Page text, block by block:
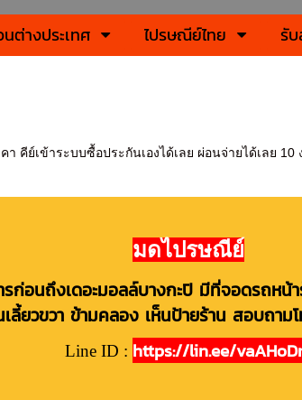
ต่างประเทศ ไปรษณีย์ไทย รั
คีย์เข้าระบบซื้อประกันเองได้เลย ผ่อนจ่ายได้เลย
มดไปรษณีย์
ก่อนถึงเดอะมอลล์บางกะปิ มีที่จอดรถห
ลี้ยวขวา ข้ามคลอง เห็นป้ายร้าน สอบถาม
Line ID : https://lin.ee/